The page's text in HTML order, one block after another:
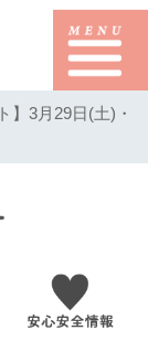
】3月29日(土)・